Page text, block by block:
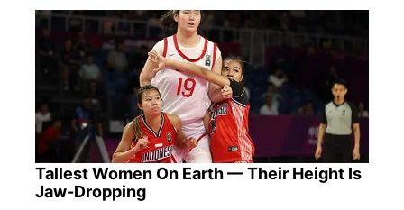
Tallest Women On Earth — Their Height Is
Jaw-Dropping